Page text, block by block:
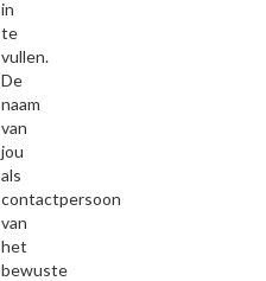
in
te
vullen.
De
naam
van
jou
als
contactpersoon
van
het
bewuste